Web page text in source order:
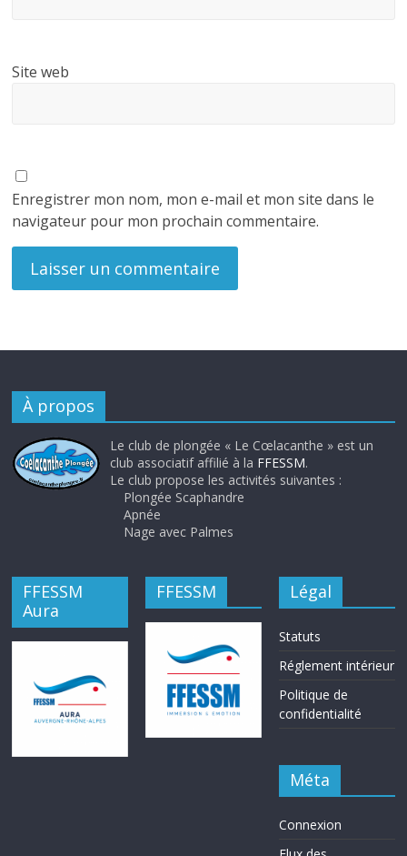
Site web
Enregistrer mon nom, mon e-mail et mon site dans le
navigateur pour mon prochain commentaire.
À propos
Le club de plongée « Le Cœlacanthe » est un
club associatif affilié à la FFESSM.
Le club propose les activités suivantes :
Plongée Scaphandre
Apnée
Nage avec Palmes
FFESSM
Aura
FFESSM Légal
Statuts
Réglement intérieur
Politique de
confidentialité
Méta
Connexion